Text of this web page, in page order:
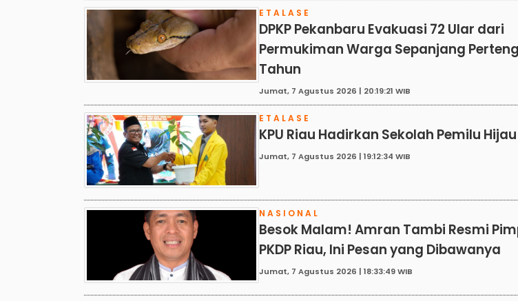
ETALASE
DPKP Pekanbaru Evakuasi 72 Ular dari
Permukiman Warga Sepanjang
Tahun
Jumat, 7 Agustus 2026 | 20:19:21 WIB
ETALASE
KPU Riau Hadirkan Sekolah Pemilu
Jumat, 7 Agustus 2026 | 19:12:34 WIB
NASIONAL
Besok Malam! Amran Tambi Resmi
PKDP Riau, Ini Pesan yang Dibawanya
Jumat, 7 Agustus 2026 | 18:33:49 WIB